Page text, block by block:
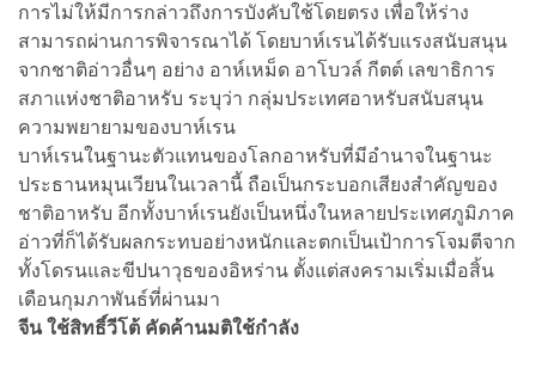
การไม่ให้มีการกล่าวถึงการบังคับใช้โดยตรง เพื่อให้ร่าง
สามารถผ่านการพิจารณาได้ โดยบาห์เรนได้รับแรงสนับสนุน
จากชาติอ่าวอื่นๆ อย่าง อาห์เหม็ด อาโบวล์ กีตต์ เลขาธิการ
สภาแห่งชาติอาหรับ ระบุว่า กลุ่มประเทศอาหรับสนับสนุน
ความพยายามของบาห์เรน
บาห์เรนในฐานะตัวแทนของโลกอาหรับที่มีอำนาจในฐานะ
ประธานหมุนเวียนในเวลานี้ ถือเป็นกระบอกเสียงสำคัญของ
ชาติอาหรับ อีกทั้งบาห์เรนยังเป็นหนึ่งในหลายประเทศภูมิภาค
อ่าวที่ก็ได้รับผลกระทบอย่างหนักและตกเป็นเป้าการโจมตีจาก
ทั้งโดรนและขีปนาวุธของอิหร่าน ตั้งแต่สงครามเริ่มเมื่อสิ้น
เดือนกุมภาพันธ์ที่ผ่านมา
จีน ใช้สิทธิ์วีโต้ คัดค้านมติใช้กำลัง